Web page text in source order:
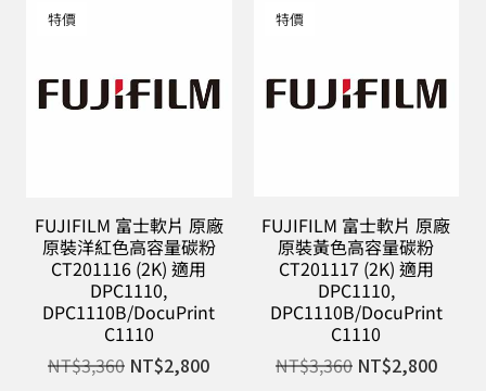
特價
FUJIFILM 富士軟片 原廠
原裝洋紅色高容量碳粉
CT201116 (2K) 適用
DPC1110,
DPC1110B/DocuPrint
C1110
NT$3,360 NT$2,800
特價
FUJIFILM 富士軟片 原廠
原裝黃色高容量碳粉
CT201117 (2K) 適用
DPC1110,
DPC1110B/DocuPrint
C1110
NT$3,360 NT$2,800